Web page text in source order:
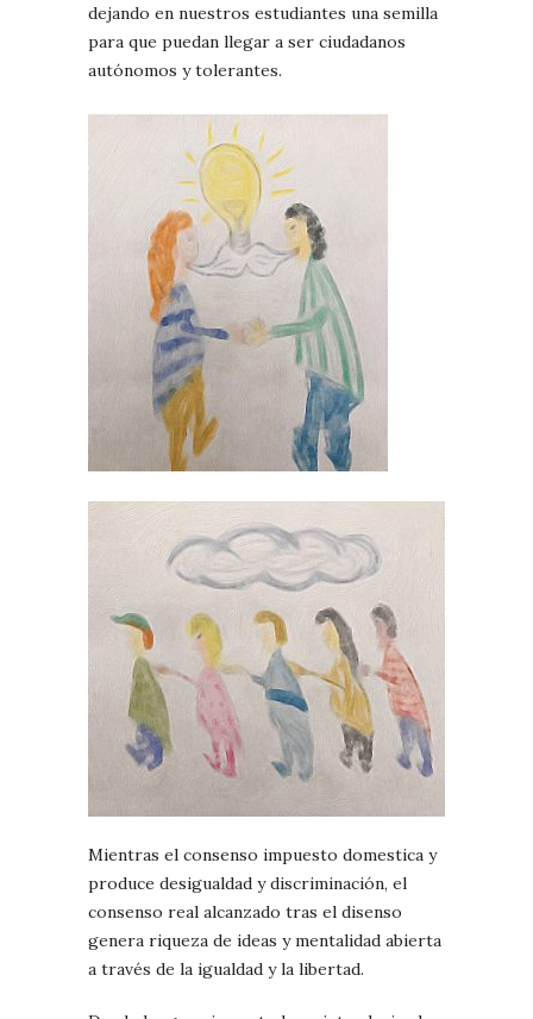
dejando en nuestros estudiantes una semilla
para que puedan llegar a ser ciudadanos
autónomos y tolerantes.
Mientras el consenso impuesto domestica y
produce desigualdad y discriminación, el
consenso real alcanzado tras el disenso
genera riqueza de ideas y mentalidad abierta
a través de la igualdad y la libertad.